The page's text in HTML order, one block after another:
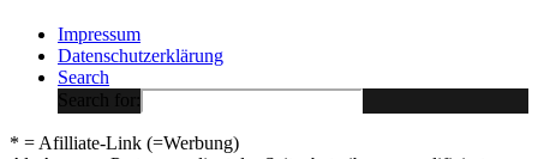
Impressum
Datenschutzerklärung
Search
Search for:
* = Afilliate-Link (=Werbung)